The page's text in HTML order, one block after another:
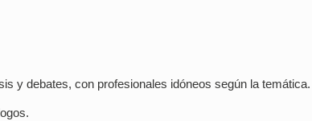
y debates, con profesionales idóneos según la temática.